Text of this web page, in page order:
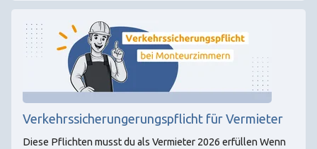
Verkehrssicherungerungspflicht für Vermieter
Diese Pflichten musst du als Vermieter 2026 erfüllen Wenn